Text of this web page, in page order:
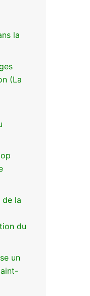
la
(La
la
du
un